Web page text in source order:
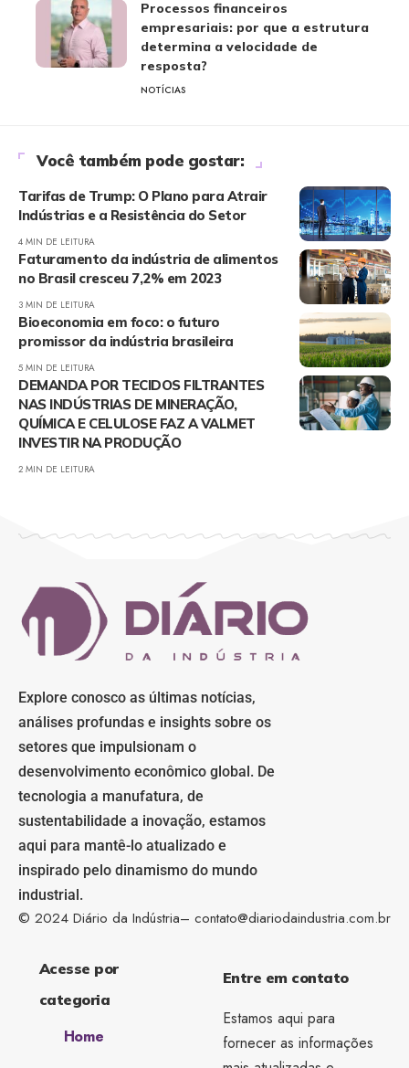
Processos financeiros
empresariais: por que a estrutura
determina a velocidade de
resposta?
NOTÍCIAS
Você também pode gostar:
Tarifas de Trump: O Plano para Atrair
Indústrias e a Resistência do Setor
4 MIN DE LEITURA
Faturamento da indústria de alimentos
no Brasil cresceu 7,2% em 2023
3 MIN DE LEITURA
Bioeconomia em foco: o futuro
promissor da indústria brasileira
5 MIN DE LEITURA
DEMANDA POR TECIDOS FILTRANTES
NAS INDÚSTRIAS DE MINERAÇÃO,
QUÍMICA E CELULOSE FAZ A VALMET
INVESTIR NA PRODUÇÃO
2 MIN DE LEITURA
Explore conosco as últimas notícias,
análises profundas e insights sobre os
setores que impulsionam o
desenvolvimento econômico global. De
tecnologia a manufatura, de
sustentabilidade a inovação, estamos
aqui para mantê-lo atualizado e
inspirado pelo dinamismo do mundo
industrial.
© 2024 Diário da Indústria– contato@diariodaindustria.com.br
Acesse por
categoria
Home
Entre em contato
Estamos aqui para
fornecer as informações